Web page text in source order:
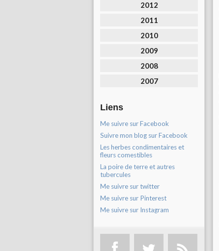
2012
2011
2010
2009
2008
2007
Liens
Me suivre sur Facebook
Suivre mon blog sur Facebook
Les herbes condimentaires et
fleurs comestibles
La poire de terre et autres
tubercules
Me suivre sur twitter
Me suivre sur Pinterest
Me suivre sur Instagram